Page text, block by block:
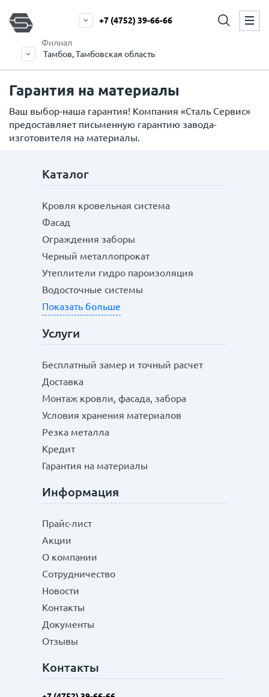
Филиал
Тамбов, Тамбовская область
+7 (4752) 39-66-66
Гарантия на материалы
Ваш выбор-наша гарантия! Компания «Сталь Сервис»
предоставляет письменную гарантию завода-
изготовителя на материалы.
Каталог
Кровля кровельная система
Фасад
Ограждения заборы
Черный металлопрокат
Утеплители гидро пароизоляция
Водосточные системы
Показать больше
Услуги
Бесплатный замер и точный расчет
Доставка
Монтаж кровли, фасада, забора
Условия хранения материалов
Резка металла
Кредит
Гарантия на материалы
Информация
Прайс-лист
Акции
О компании
Сотрудничество
Новости
Контакты
Документы
Отзывы
Контакты